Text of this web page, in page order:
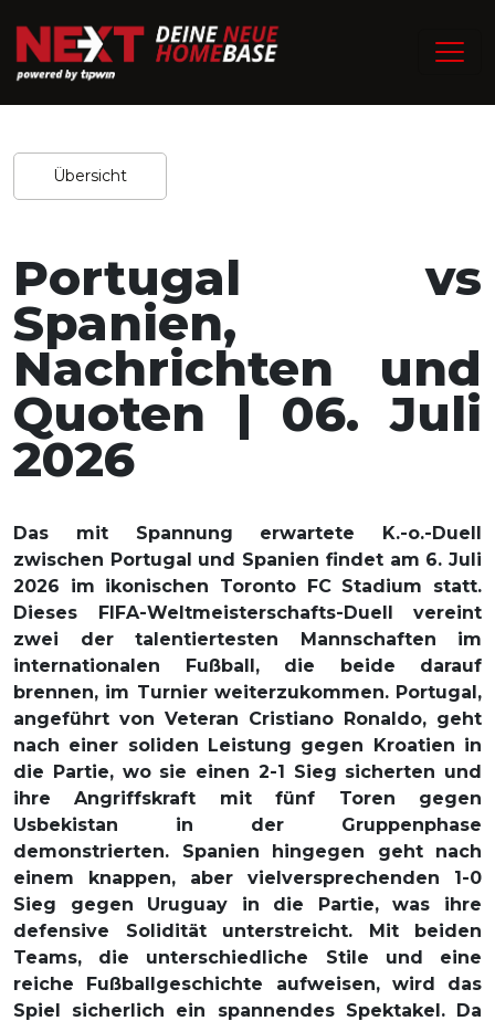
Home/Experten-Tipps
Redaktion / 06.07.2026
Teilen
Übersicht
Portugal vs
Spanien,
Nachrichten und
Quoten | 06. Juli
2026
Das mit Spannung erwartete K.-o.-Duell
zwischen Portugal und Spanien findet am 6. Juli
2026 im ikonischen Toronto FC Stadium statt.
Dieses FIFA-Weltmeisterschafts-Duell vereint
zwei der talentiertesten Mannschaften im
internationalen Fußball, die beide darauf
brennen, im Turnier weiterzukommen. Portugal,
angeführt von Veteran Cristiano Ronaldo, geht
nach einer soliden Leistung gegen Kroatien in
die Partie, wo sie einen 2-1 Sieg sicherten und
ihre Angriffskraft mit fünf Toren gegen
Usbekistan in der Gruppenphase
demonstrierten. Spanien hingegen geht nach
einem knappen, aber vielversprechenden 1-0
Sieg gegen Uruguay in die Partie, was ihre
defensive Solidität unterstreicht. Mit beiden
Teams, die unterschiedliche Stile und eine
reiche Fußballgeschichte aufweisen, wird das
Spiel sicherlich ein spannendes Spektakel. Da